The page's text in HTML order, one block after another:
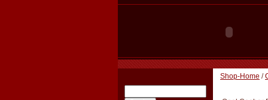
Shop-Home /